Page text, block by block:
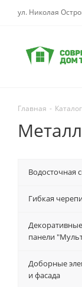
ул. Николая
Главная - Каталог
Водосточная
Гибкая
панели
Доборные
и фасада